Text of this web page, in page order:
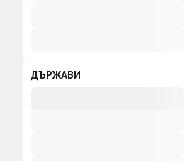
ДЪРЖАВИ